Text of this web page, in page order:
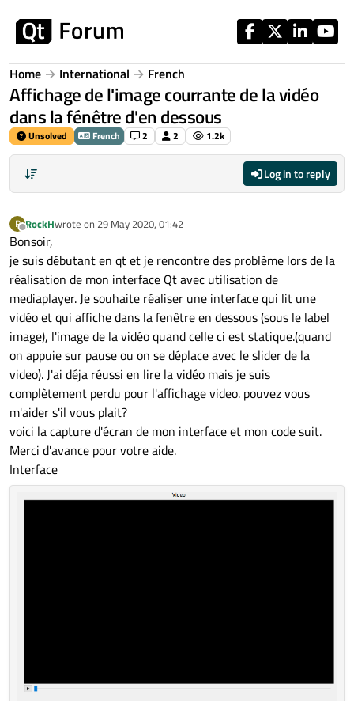
Home International French
Affichage de l'image courrante de la vidéo
dans la fénêtre d'en dessous
Unsolved French 2 2 1.2k
Log in to reply
R
Offline
RockHwrote on 29 May 2020, 01:42
last edited by
Bonsoir,
je suis débutant en qt et je rencontre des problème lors de la
réalisation de mon interface Qt avec utilisation de
mediaplayer. Je souhaite réaliser une interface qui lit une
vidéo et qui affiche dans la fenêtre en dessous (sous le label
image), l'image de la vidéo quand celle ci est statique.(quand
on appuie sur pause ou on se déplace avec le slider de la
video). J'ai déja réussi en lire la vidéo mais je suis
complètement perdu pour l'affichage video. pouvez vous
m'aider s'il vous plait?
voici la capture d'écran de mon interface et mon code suit.
Merci d'avance pour votre aide.
Interface